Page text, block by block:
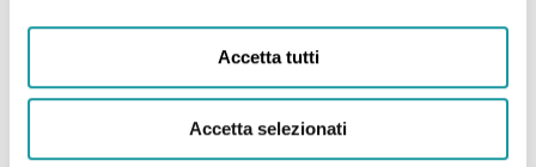
Accetta tutti
Accetta selezionati
Avviso n. 1/2025 per il finanziamento di attività di
assistenza psicologica, psicosociologica o sanitaria
in tutte le forme a favore dei bambini affetti da
malattia oncologica e delle loro famiglie ai sensi